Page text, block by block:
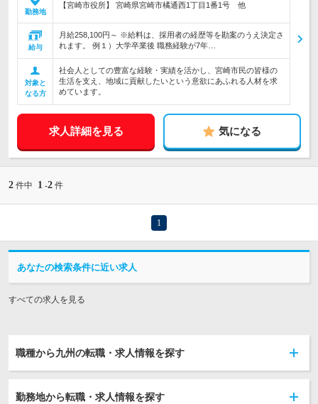
勤務地
【宮崎市役所】 宮崎県宮崎市橘通西1丁目1番1号 他
給与
月給258,100円～ ※給料は、採用者の経歴等を勘案のうえ決定さ
れます。 例１）大学卒業後 職務経験が7年…
対象と
なる方
社会人としての豊富な経験・実績を活かし、宮崎市民の皆様の
生活を支え、地域に貢献したいという意欲にあふれる人材を求
めています。
求人詳細を見る 気になる
2 件中 1 -2 件
1
あなたの検索条件に近い求人
すべての求人を見る
職種から九州の転職・求人情報を探す
勤務地から転職・求人情報を探す